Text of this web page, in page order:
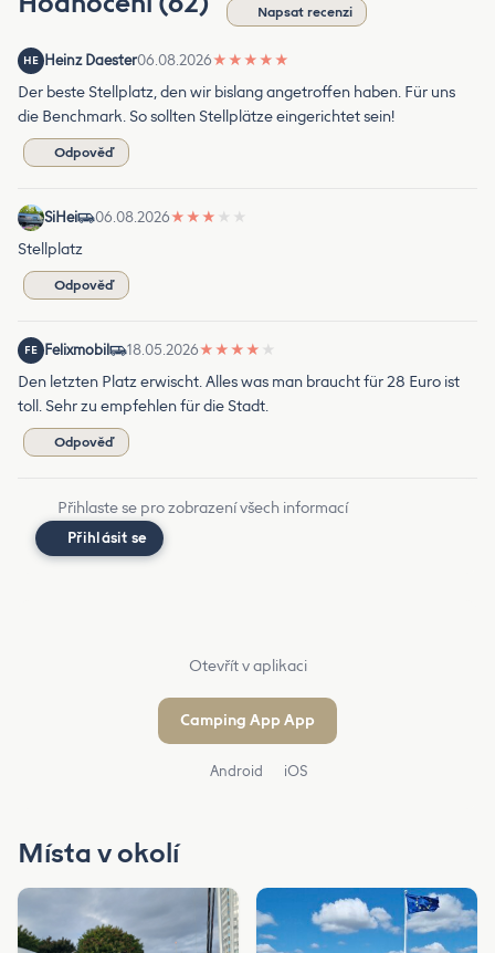
Napsat recenzi
HE Heinz Daester06.08.2026★ ★ ★ ★ ★
Der beste Stellplatz, den wir bislang angetroffen haben. Für uns
die Benchmark. So sollten Stellplätze eingerichtet sein!
Odpověď
SiHei 06.08.2026★ ★ ★ ★ ★
Stellplatz
Odpověď
FE Felixmobil 18.05.2026★ ★ ★ ★ ★
Den letzten Platz erwischt. Alles was man braucht für 28 Euro ist
toll. Sehr zu empfehlen für die Stadt.
Odpověď
Přihlaste se pro zobrazení všech informací
Přihlásit se
Otevřít v aplikaci
Camping App App
Android iOS
Místa v okolí